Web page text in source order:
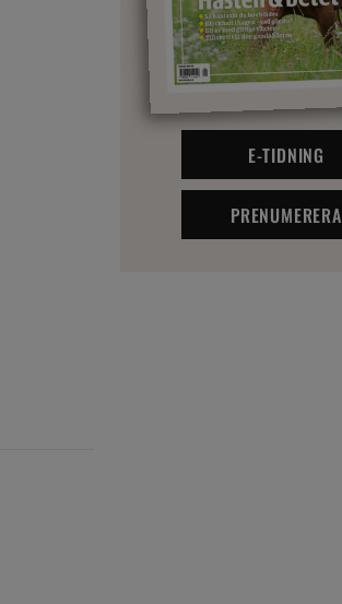
E-TIDNING
PRENUMERERA